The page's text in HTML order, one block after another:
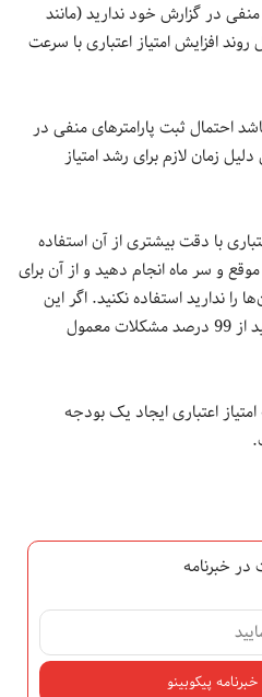
در گزارش خود ندارید (مانند
افزایش امتیاز اعتباری با سرعت
احتمال ثبت پارامترهای منفی در
زمان لازم برای رشد امتیاز
با دقت بیشتری از آن استفاده
و سر ماه انجام دهید و از آن برای
ندارید استفاده نکنید. اگر این
قوانین ساده را رعایت کنید می‌توانید از 99 درصد مشکلات معمول
اعتباری ایجاد یک بودجه
خبرنامه